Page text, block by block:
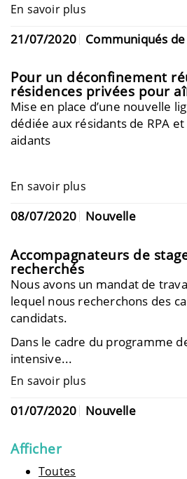
En savoir plus
21/07/2020 Communiqués
Pour un déconfinement
résidences privées pour
Mise en place d’une nouvelle
dédiée aux résidants de RPA
aidants
En savoir plus
08/07/2020 Nouvelle
Accompagnateurs de
recherchés
Nous avons un mandat de
lequel nous recherchons des
candidats.
Dans le cadre du programme
intensive...
En savoir plus
01/07/2020 Nouvelle
Afficher
Toutes